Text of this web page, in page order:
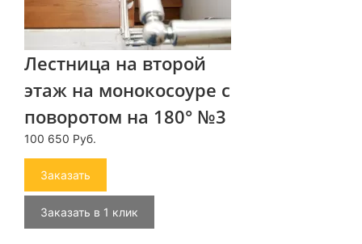
Лестница на второй
этаж на монокосоуре с
поворотом на 180° №3
100 650 Руб.
Заказать
Заказать в 1 клик